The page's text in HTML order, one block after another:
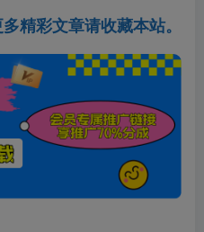
精彩文章请收藏本站。